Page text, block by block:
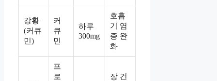
강황
(커큐
민)
커
큐
민
하루
300mg
호흡
기 염
증 완
화
프
로
장 건